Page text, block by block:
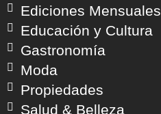
Ediciones Mensuales
Educación y Cultura
Gastronomía
Moda
Propiedades
Salud & Belleza